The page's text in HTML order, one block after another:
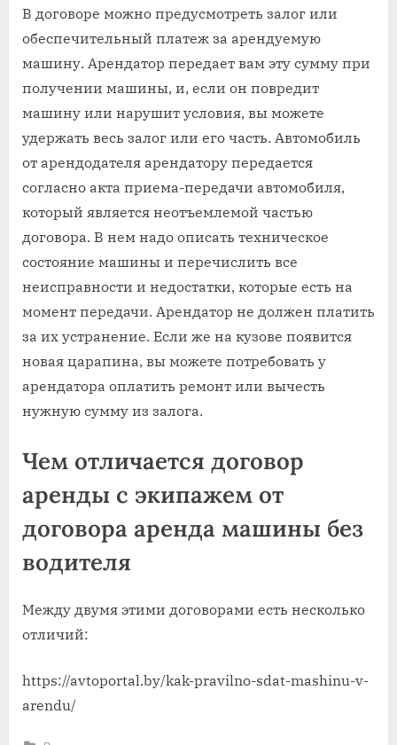
В договоре можно предусмотреть залог или
обеспечительный платеж за арендуемую
машину. Арендатор передает вам эту сумму при
получении машины, и, если он повредит
машину или нарушит условия, вы можете
удержать весь залог или его часть. Автомобиль
от арендодателя арендатору передается
согласно акта приема-передачи автомобиля,
который является неотъемлемой частью
договора. В нем надо описать техническое
состояние машины и перечислить все
неисправности и недостатки, которые есть на
момент передачи. Арендатор не должен платить
за их устранение. Если же на кузове появится
новая царапина, вы можете потребовать у
арендатора оплатить ремонт или вычесть
нужную сумму из залога.
Чем отличается договор
аренды с экипажем от
договора аренда машины без
водителя
Между двумя этими договорами есть несколько
отличий:
https://avtoportal.by/kak-pravilno-sdat-mashinu-v-
arendu/